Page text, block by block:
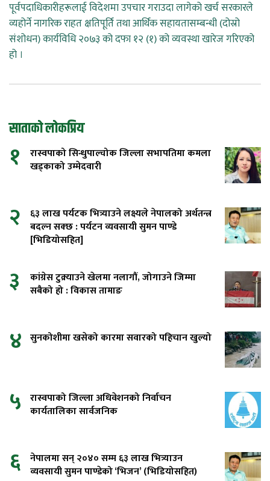
पूर्वपदाधिकारीहरूलाई विदेशमा उपचार गराउदा लागेको खर्च सरकारले
व्यहोर्ने नागरिक राहत क्षतिपूर्ति तथा आर्थिक सहायतासम्बन्धी (दोस्रो
संशोधन) कार्यविधि २०७३ को दफा १२ (१) को व्यवस्था खारेज गरिएको
हो ।
साताको लोकप्रिय
१
रास्वपाको सिन्धुपाल्चोक जिल्ला सभापतिमा कमला
खड्काको उम्मेदवारी
२
६३ लाख पर्यटक भित्र्याउने लक्ष्यले नेपालको अर्थतन्त्र
बदल्न सक्छ : पर्यटन व्यवसायी सुमन पाण्डे
[भिडियोसहित]
३
कांग्रेस टुक्र्याउने खेलमा नलागौं, जोगाउने जिम्मा
सबैको हो : विकास तामाङ
४ सुनकोशीमा खसेको कारमा सवारको पहिचान खुल्यो
५ रास्वपाको जिल्ला अधिवेशनको निर्वाचन
कार्यतालिका सार्वजनिक
६ नेपालमा सन् २०४० सम्म ६३ लाख भित्र्याउन
व्यवसायी सुमन पाण्डेको ‘भिजन’ (भिडियोसहित)